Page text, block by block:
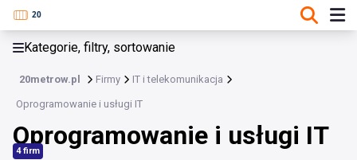
Kategorie, filtry, sortowanie
20metrow.pl Firmy IT i telekomunikacja
Oprogramowanie i usługi IT
Oprogramowanie i usługi IT
4 firm
IT i telekomunikacja
Sprzęt IT i elektronika